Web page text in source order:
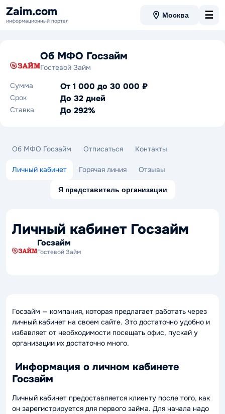
Zaim.com
информационный портал
Москва ☰
Об МФО Госзайм
Гостевой Займ
Сумма
От 1 000 до 30 000 ₽
Срок До 32 дней
Ставка До 292%
Об МФО Госзайм Отписаться Контакты
Личный кабинет Горячая линия Отзывы
Я представитель организации
Личный кабинет Госзайм
Госзайм
Гостевой Займ
Госзайм — компания, которая предлагает работать через
личный кабинет на своем сайте. Это достаточно удобно и
избавляет от необходимости посещать офис, пускай у
организации их достаточно много.
Информация о личном кабинете
Госзайм
Личный кабинет предоставляется клиенту после того, как
он зарегистрируется для первого займа. Для начала надо